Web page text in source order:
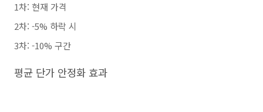
1차: 현재 가격
2차: -5% 하락 시
3차: -10% 구간
평균 단가 안정화 효과